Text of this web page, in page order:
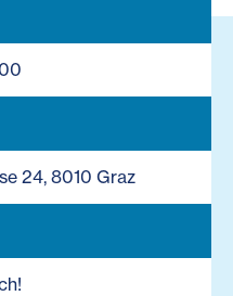
24, 8010 Graz